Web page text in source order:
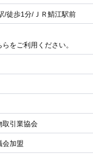
/徒歩1分/ＪＲ鯖江駅前
をご利用ください。
取引業協会
会加盟